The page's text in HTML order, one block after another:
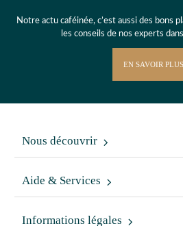
Notre actu caféinée, c’est aussi des bons
les conseils de nos experts
EN SAVOIR PLUS
Nous découvrir
Aide & Services
Informations légales